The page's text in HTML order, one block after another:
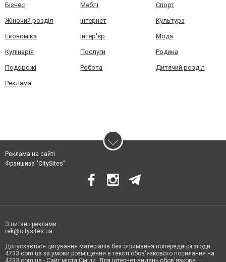
Бізнес Меблі Спорт
Жіночий розділ Інтернет Культура
Економіка Інтер'єр Мода
Кулінарія Послуги Родина
Подорожі Робота Дитячий розділ
Реклама
Реклама на сайті
Франшиза "CitySites"
З питань реклами:
rek@citysites.ua
Допускається цитування матеріалів без отримання попередньої згоди
4733.com.ua за умови розміщення в тексті обов'язкового посилання на
4733.com.ua - Сайт міста Сміли. Для інтернет-видань обов'язкове